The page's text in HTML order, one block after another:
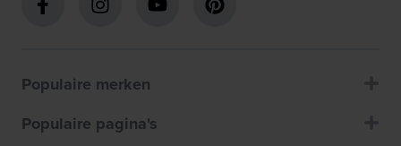
Populaire merken
Populaire pagina's